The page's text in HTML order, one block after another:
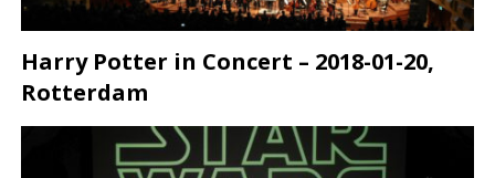
Harry Potter in Concert – 2018-01-20,
Rotterdam